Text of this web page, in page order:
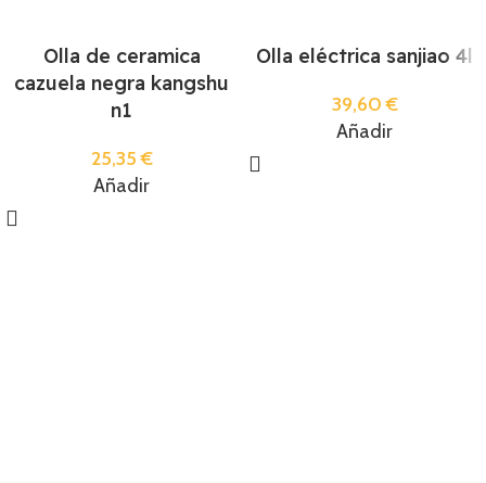
Olla de ceramica
cazuela negra kangshu
n1
25,35€
Añadir
Olla eléctrica sanjiao 4l
39,60€
Añadir